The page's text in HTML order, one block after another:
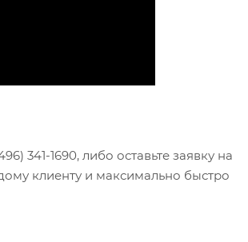
341-1690, либо оставьте заявку на
клиенту и максимально быстро